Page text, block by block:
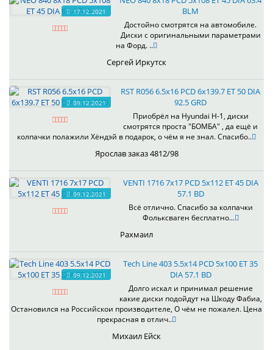
17.12.2021
BLM
Достойно смотрятся на автомобиле.
Диски с оригинальными параметрами
на Форд. ..
Сергей Иркутск
09.12.2021
RST R056 6.5x16 PCD 6x139.7 ET 50 DIA
92.5 GRD
Приобрёл на Hyundai H-1, диски
смотрятся проста "БОМБА" , да ещё и
колпачки полажили Хёндэй в подарок, о чём я не знал. Спасибо..
Ярослав заказ 4812/98
09.12.2021
VENTI 1716 7x17 PCD 5x112 ET 45 DIA
57.1 BD
Всё отлично. Спасибо за колпачки
Фольксваген бесплатно...
Рахмаил
09.12.2021
Tech Line 403 5.5x14 PCD 5x100 ET 35
DIA 57.1 BD
Долго искал и принимал решение
какие диски подойдут на Шкоду Фабиа,
Остановился на Российскои производителе, О чём не пожалел. Цена
прекрасная в отлич..
Михаил Ейск